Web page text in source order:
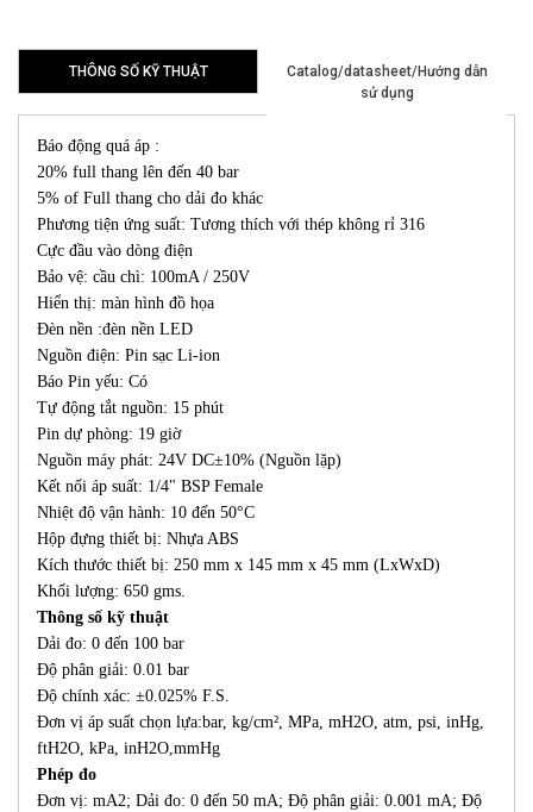
THÔNG SỐ KỸ THUẬT
Catalog/datasheet/Hướng dẫn
sử dụng
Báo động quá áp :
20% full thang lên đến 40 bar
5% of Full thang cho dải đo khác
Phương tiện ứng suất: Tương thích với thép không rỉ 316
Cực đầu vào dòng điện
Bảo vệ: cầu chì: 100mA / 250V
Hiển thị: màn hình đồ họa
Đèn nền :đèn nền LED
Nguồn điện: Pin sạc Li-ion
Báo Pin yếu: Có
Tự động tắt nguồn: 15 phút
Pin dự phòng: 19 giờ
Nguồn máy phát: 24V DC±10% (Nguồn lặp)
Kết nối áp suất: 1/4" BSP Female
Nhiệt độ vận hành: 10 đến 50°C
Hộp đựng thiết bị: Nhựa ABS
Kích thước thiết bị: 250 mm x 145 mm x 45 mm (LxWxD)
Khối lượng: 650 gms.
Thông số kỹ thuật
Dải đo: 0 đến 100 bar
Độ phân giải: 0.01 bar
Độ chính xác: ±0.025% F.S.
Đơn vị áp suất chọn lựa:bar, kg/cm², MPa, mH2O, atm, psi, inHg,
ftH2O, kPa, inH2O,mmHg
Phép đo
Đơn vị: mA2; Dải đo: 0 đến 50 mA; Độ phân giải: 0.001 mA; Độ